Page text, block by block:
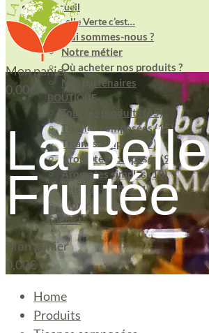
Accueil
La Belle Verte c’est…
Qui sommes-nous ?
Notre métier
Où acheter nos produits ?
Nos partenaires
BOUTIQUE
Tous les produits (65)
Tisanes composées (15)
Tisanes simples (19)
Aromates composés (9)
Aromates simples (18)
Sels aux herbes (4)
Mon compte
Contact
Mon panier
0,00€
Mon panier
0,00€
La Belle
Fruitée
Home
Produits